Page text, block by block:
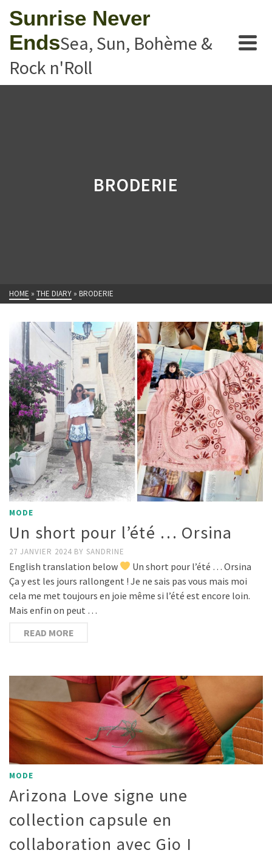
Sunrise Never
EndsSea, Sun, Bohème &
Rock n'Roll
BRODERIE
HOME » THE DIARY » BRODERIE
MODE
Un short pour l’été … Orsina
27 JANVIER 2024 BY SANDRINE
English translation below
Un short pour l’été … Orsina
Ça y est les jours rallongent ! Je ne sais pas vous mais moi
cela me met toujours en joie même si l’été est encore loin.
Mais enfin on peut …
READ MORE
MODE
Arizona Love signe une
collection capsule en
collaboration avec Gio I